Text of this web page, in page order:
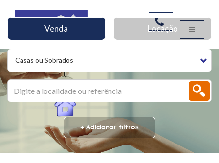
Casas ou Sobrados
Venda Locação
+ Adicionar filtros